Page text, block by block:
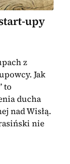
upy
z
Jak
to
ducha
nad Wisłą.
nie